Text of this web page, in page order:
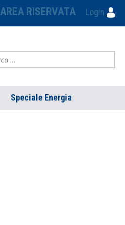
AREA RISERVATA Login
Speciale Energia